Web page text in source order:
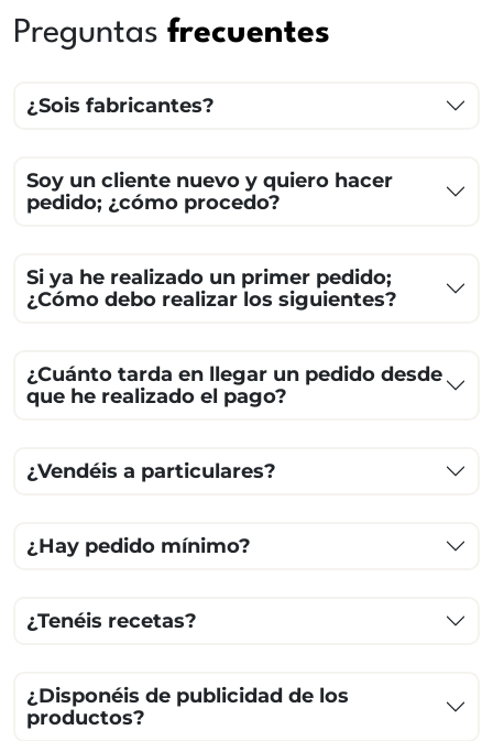
Preguntas frecuentes
¿Sois fabricantes?
Soy un cliente nuevo y quiero hacer
pedido; ¿cómo procedo?
Si ya he realizado un primer pedido;
¿Cómo debo realizar los siguientes?
¿Cuánto tarda en llegar un pedido desde
que he realizado el pago?
¿Vendéis a particulares?
¿Hay pedido mínimo?
¿Tenéis recetas?
¿Disponéis de publicidad de los
productos?